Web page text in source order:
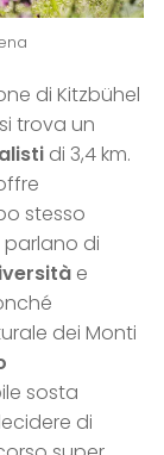
di Kitzbühel
trova un
di 3,4 km.
stesso
di
e
dei Monti
sosta
di